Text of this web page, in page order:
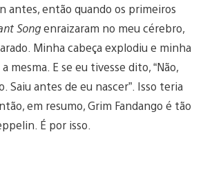
antes, então quando os primeiros
Songenraizaram no meu cérebro,
Minha cabeça explodiu e minha
mesma. E se eu tivesse dito, “Não,
Saiu antes de eu nascer”. Isso teria
em resumo, Grim Fandango é tão
É por isso.